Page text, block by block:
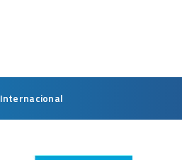
Internacional